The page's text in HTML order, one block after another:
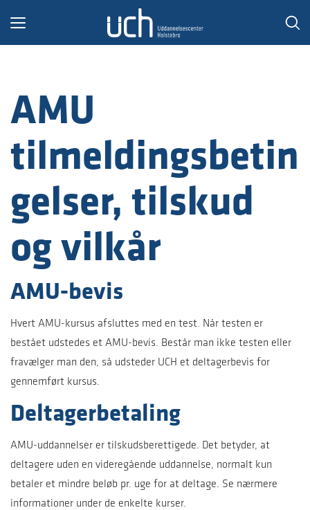
Toggle
AMU
tilmeldingsbetin
gelser, tilskud
og vilkår
AMU-bevis
Hvert AMU-kursus afsluttes med en test. Når testen er
bestået udstedes et AMU-bevis. Består man ikke testen eller
fravælger man den, så udsteder UCH et deltagerbevis for
gennemført kursus.
Deltagerbetaling
AMU-uddannelser er tilskudsberettigede. Det betyder, at
deltagere uden en videregående uddannelse, normalt kun
betaler et mindre beløb pr. uge for at deltage. Se nærmere
informationer under de enkelte kurser.